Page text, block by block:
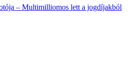
– Multimilliomos lett a jogdíjakból